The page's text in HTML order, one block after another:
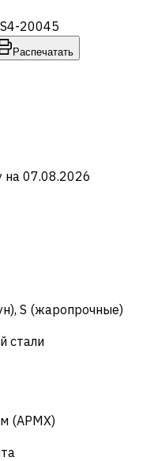
20045
Распечатать
на 07.08.2026
, S (жаропрочные)
стали
(APMX)